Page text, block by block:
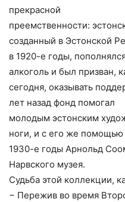
прекрасной
преемственности:
созданный в Эстонской
в 1920-е годы,
алкоголь и был призван,
сегодня, оказывать
лет назад фонд помогал
молодым эстонским
ноги, и с его же помощью
1930-е годы Арнольд
Нарвского музея.
Судьба этой коллекции,
− Пережив во время